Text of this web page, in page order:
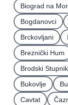
Biograd na
Bogdanovci
Brckovljani
Breznički Hum
Brodski Stupnik
Bukovlje
Cavtat